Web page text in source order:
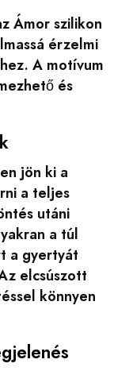
Ámor szilikon
érzelmi
A motívum
és
jön ki a
a teljes
utáni
a túl
a gyertyát
elcsúszott
könnyen